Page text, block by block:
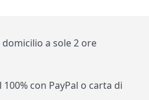
domicilio a sole 2 ore
con PayPal o carta di